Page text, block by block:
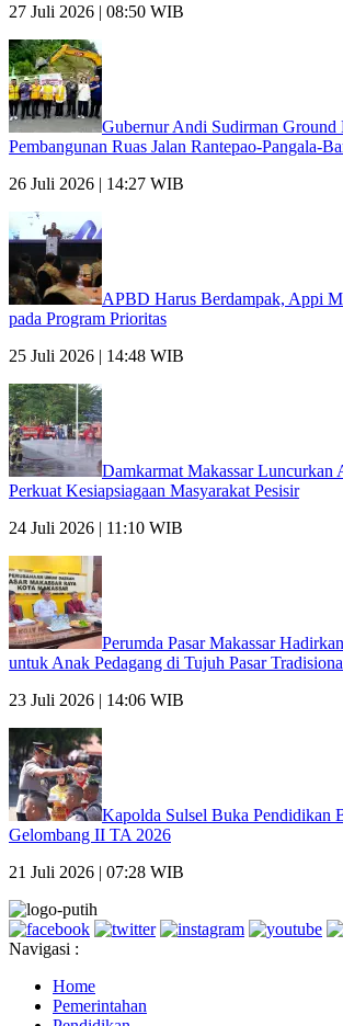
27 Juli 2026 | 08:50 WIB
Gubernur Andi Sudirman Ground
Pembangunan Ruas Jalan Rantepao-Pangala-
26 Juli 2026 | 14:27 WIB
APBD Harus Berdampak, Appi
pada Program Prioritas
25 Juli 2026 | 14:48 WIB
Damkarmat Makassar
Perkuat Kesiapsiagaan Masyarakat Pesisir
24 Juli 2026 | 11:10 WIB
Perumda Pasar Makassar
untuk Anak Pedagang di Tujuh Pasar
23 Juli 2026 | 14:06 WIB
Kapolda Sulsel Buka Pendidikan
Gelombang II TA 2026
21 Juli 2026 | 07:28 WIB
Navigasi :
Home
Pemerintahan